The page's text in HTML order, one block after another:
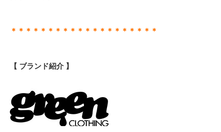
＊＊＊＊＊＊＊＊＊＊＊＊＊＊＊＊＊＊＊＊
【 ブランド紹介 】